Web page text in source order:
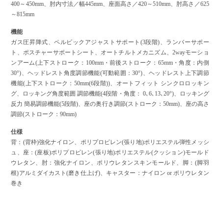
400～450mm、肘内寸法／幅445mm、座面高さ／420～510mm、肘高さ／625
～815mm
機能
ガス圧昇降式、ペルビックアジャストサポート(3段階)、ランバーサポー
ト、ポスチャーサポートシート、オートチルトメカニズム、2wayモーショ
ンアーム(上下ストローク：100mm・前後ストローク：65mm・角度：内側
30°)、ヘッドレスト角度調節機能(可動範囲：30°)、ヘッドレスト上下調節
機能(上下ストローク：50mm(6段階))、オートフィット シンクロロッキン
グ、ロッキング角度範囲 調節機能(4段階・角度： 0､6､13､20°)、ロッキング
反力 簡易調節機能(5段階)、座の奥行き調節(ストローク：50mm)、座の高さ
調節(ストローク：90mm)
仕様
背：(背枠)強化ナイロン、ポリプロピレン(張り地)ポリエステル弾性メッシ
ュ、座：(座板)ポリプロピレン(張り地)ポリエステル(クッション)モールド
ウレタン、肘：強化ナイロン、ポリウレタンスキンモールド、脚：(脚羽
根)アルミダイカスト(磨き仕上げ)、キャスター：ナイロン or ポリウレタン
巻き